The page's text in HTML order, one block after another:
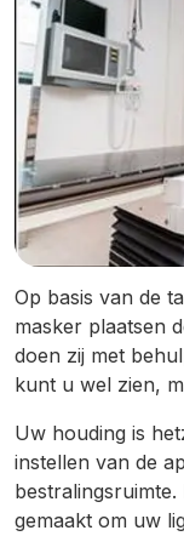
Op basis van de
masker plaatsen
doen zij met
kunt u wel zien,
Uw houding is
instellen van de
gemaakt om uw